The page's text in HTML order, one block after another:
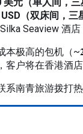
（双床间，三
Seaview 酒
本极高的包机（
客户将在香港酒
系南青旅游拨打热